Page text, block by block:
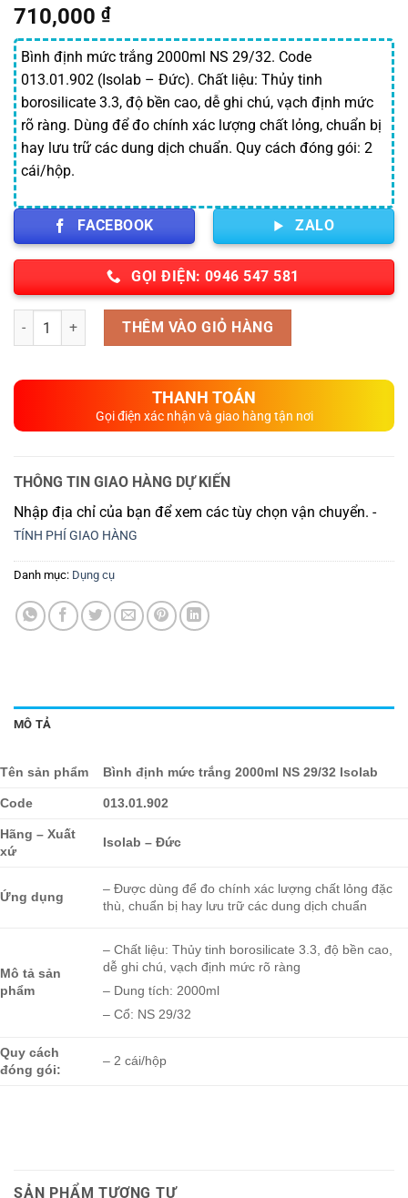
710,000 ₫
Bình định mức trắng 2000ml NS 29/32. Code
013.01.902 (Isolab – Đức). Chất liệu: Thủy tinh
borosilicate 3.3, độ bền cao, dễ ghi chú, vạch định mức
rõ ràng. Dùng để đo chính xác lượng chất lỏng, chuẩn bị
hay lưu trữ các dung dịch chuẩn. Quy cách đóng gói: 2
cái/hộp.
FACEBOOK ZALO
GỌI ĐIỆN: 0946 547 581
Số lượng THÊM VÀO GIỎ HÀNG
THANH TOÁN
Gọi điện xác nhận và giao hàng tận nơi
THÔNG TIN GIAO HÀNG DỰ KIẾN
Nhập địa chỉ của bạn để xem các tùy chọn vận chuyển. -
TÍNH PHÍ GIAO HÀNG
Danh mục: Dụng cụ
MÔ TẢ
Tên sản phẩm Bình định mức trắng 2000ml NS 29/32 Isolab
Code 013.01.902
Hãng – Xuất
xứ
Isolab – Đức
Ứng dụng
– Được dùng để đo chính xác lượng chất lỏng đặc
thù, chuẩn bị hay lưu trữ các dung dịch chuẩn
Mô tả sản
phẩm
– Chất liệu: Thủy tinh borosilicate 3.3, độ bền cao,
dễ ghi chú, vạch định mức rõ ràng
– Dung tích: 2000ml
– Cổ: NS 29/32
Quy cách
đóng gói:
– 2 cái/hộp
SẢN PHẨM TƯƠNG TỰ